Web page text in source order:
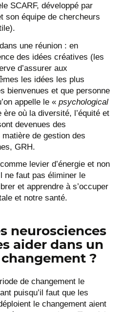
SCARF, développé par
son équipe de chercheurs
une réunion : en
des idées créatives (les
d’assurer aux
les idées les plus
bienvenues et que personne
appelle le «psychological
où la diversité, l’équité et
devenues des
de gestion des
GRH.
levier d’énergie et non
ne faut pas éliminer le
et apprendre à s’occuper
et notre santé.
neurosciences
aider dans un
?
de changement le
puisqu’il faut que les
le changement aient